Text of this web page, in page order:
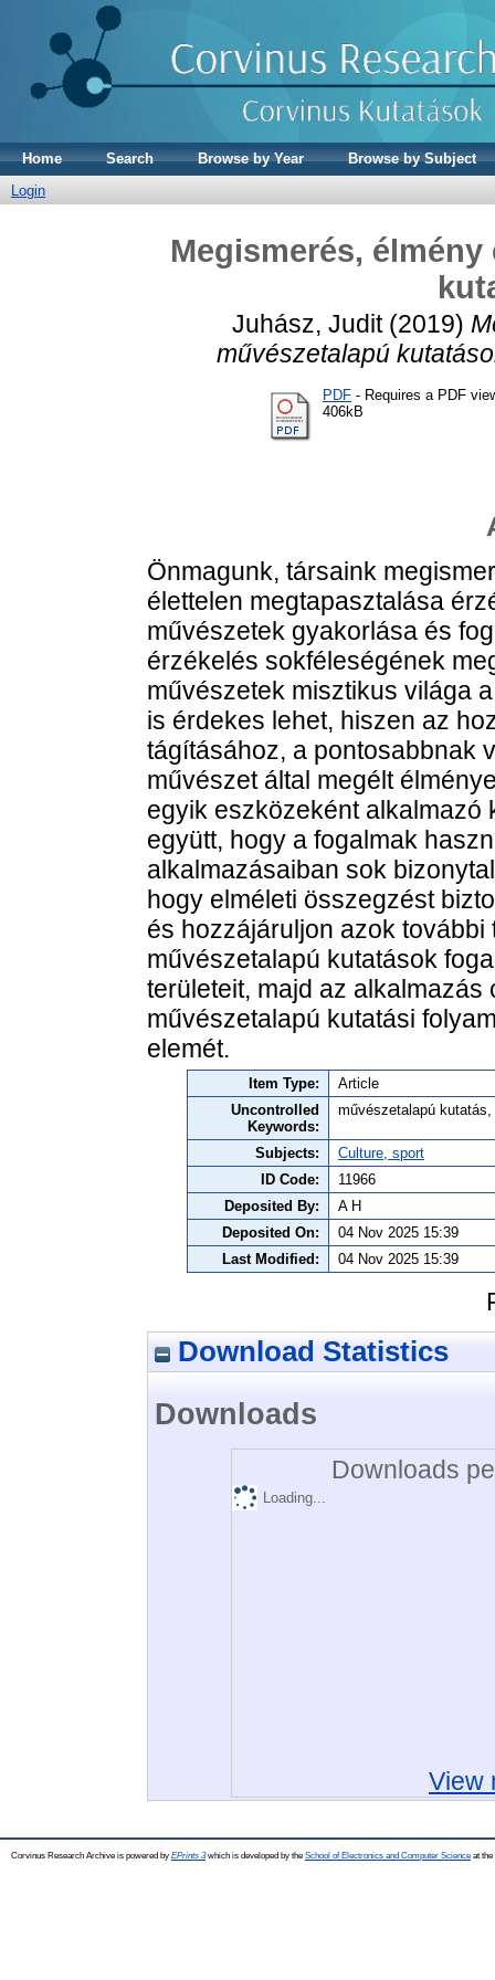
Home Search Browse by Year
Browse by Subject
Login
Megismerés,
Juhász, Judit(2019)
művészetalapú
PDF - Requires a PDF
406kB
Önmagunk, társaink
élettelen megtapasztalása
művészetek gyakorlása és
érzékelés sokféleségének
művészetek misztikus világa
is érdekes lehet, hiszen az
tágításához, a pontosabbnak
művészet által megélt
egyik eszközeként alkalmazó
együtt, hogy a fogalmak
alkalmazásaiban sok
hogy elméleti összegzést
és hozzájáruljon azok
művészetalapú kutatások
területeit, majd az
művészetalapú kutatási
elemét.
Item Type:
Article
Uncontrolled
Keywords:
művészetalapú
Subjects:
Culture, sport
ID Code:
11966
Deposited By:
A H
Deposited On:
04 Nov 2025 15:39
Last Modified:
04 Nov 2025 15:39
Download Statistics
Downloads
Downloads
Loading...
View
Corvinus Research Archive is powered by EPrints 3which is developed by the School of Electronics and Computer Science at